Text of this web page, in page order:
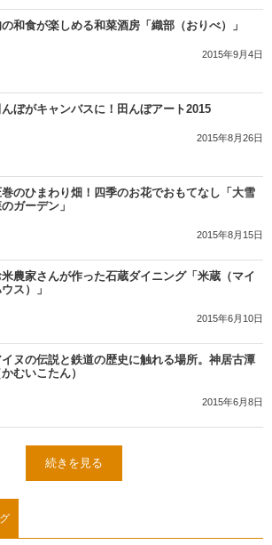
和食が楽しめる和菜酒房「織部（おりべ）」
2015年9月4日
んぼがキャンバスに！田んぼアート2015
2015年8月26日
のひまわり畑！四季のお花でおもてなし「大雪
ガーデン」
2015年8月15日
米農家さんが作った石蔵ダイニング「米蔵（マイ
ス）」
2015年6月10日
イヌの伝説と鉄道の歴史に触れる場所。神居古潭
かむいこたん）
2015年6月8日
続きを見る